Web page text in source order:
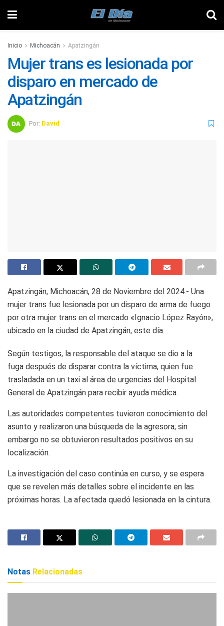
Inicio Michoacán Apatzingán
Mujer trans es lesionada por
disparo en mercado de
Apatzingán
Por: David
Apatzingán, Michoacán, 28 de Noviembre del 2024.- Una
mujer trans fue lesionada por un disparo de arma de fuego
por otra mujer trans en el mercado «Ignacio López Rayón»,
ubicado en la ciudad de Apatzingán, este día.
Según testigos, la responsable del ataque se dio a la
fuga después de disparar contra la víctima, quien fue
trasladada en un taxi al área de urgencias del Hospital
General de Apatzingán para recibir ayuda médica.
Las autoridades competentes tuvieron conocimiento del
asunto y realizaron una búsqueda de la agresora; sin
embargo no se obtuvieron resultados positivos en su
localización.
La investigación del caso continúa en curso, y se espera
que se revelen más detalles sobre el incidente en las
próximas horas. La afectada quedó lesionada en la cintura.
Notas Relacionadas